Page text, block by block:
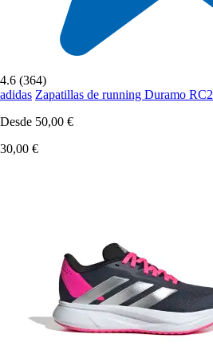
4.6 (364)
adidas Zapatillas de running Duramo RC2
Desde 50,00 €
30,00 €